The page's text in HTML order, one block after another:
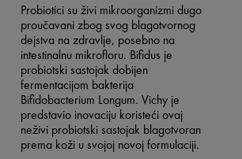
Probiotici su živi mikroorganizmi dugo
proučavani zbog svog blagotvornog
dejstva na zdravlje, posebno na
intestinalnu mikrofloru. Bifidus je
probiotski sastojak dobijen
fermentacijom bakterija
Bifidobacterium Longum. Vichy je
predstavio inovaciju koristeći ovaj
neživi probiotski sastojak blagotvoran
prema koži u svojoj novoj formulaciji.